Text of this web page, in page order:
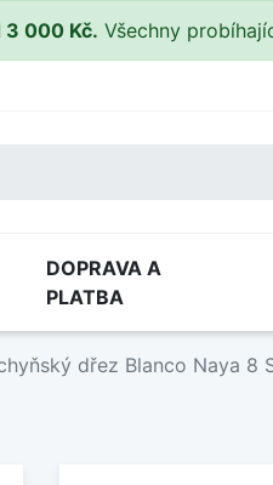
3 000 Kč. Všechny
DOPRAVA A
PLATBA
dřez Blanco Naya 8